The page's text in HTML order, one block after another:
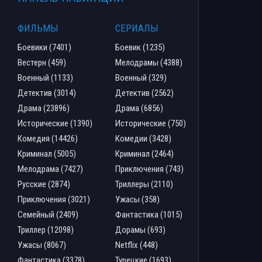
ФИЛЬМЫ
Боевики (7401)
Вестерн (459)
Военный (1133)
Детектив (3014)
Драма (23896)
Исторические (1390)
Комедия (14426)
Криминал (5005)
Мелодрама (7427)
Русские (2874)
Приключения (3021)
Семейный (2409)
Триллер (12098)
Ужасы (8067)
СЕРИАЛЫ
Боевик (1235)
Мелодрамы (4388)
Военный (329)
Детектив (2562)
Драма (6856)
Исторические (750)
Комедии (3428)
Криминал (2464)
Приключения (743)
Триллеры (2110)
Ужасы (358)
Фантастика (1015)
Дорамы (693)
Netflix (448)